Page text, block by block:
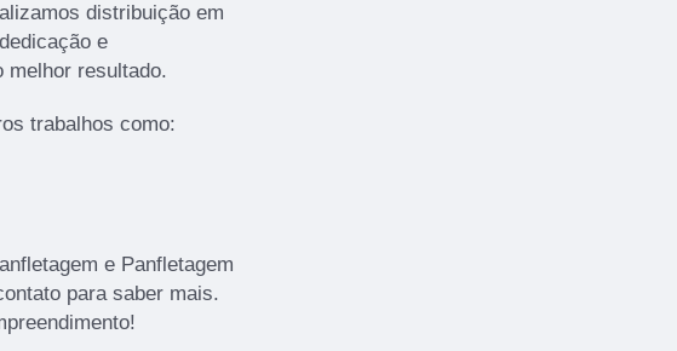
distribuição em
e
melhor resultado.
trabalhos como:
e Panfletagem
para saber mais.